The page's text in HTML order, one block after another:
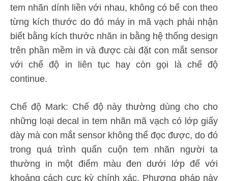
tem nhãn dính liền với nhau, không có bế con theo
từng kích thước do đó máy in mã vạch phải nhận
biết bằng kích thước nhãn in bằng hệ thống design
trên phần mềm in và được cài đặt con mắt sensor
với chế độ in liên tục hay còn gọi là chế độ
continue.
Chế độ Mark: Chế độ này thường dùng cho cho
những loại decal in tem nhãn mã vạch có lớp giấy
dày mà con mắt sensor không thể đọc được, do đó
trong quá trình quấn cuộn tem nhãn người ta
thường in một điểm màu đen dưới lớp đế với
khoảng cách cực kỳ chính xác. Phương pháp này